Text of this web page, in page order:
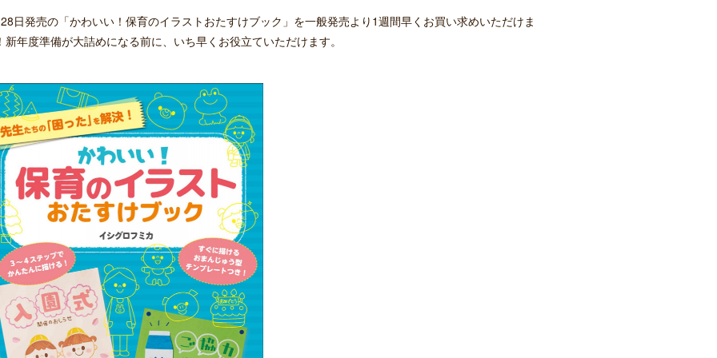
日発売の「かわいい！保育のイラストおたすけブック」を一般発売より1週間早くお買い求めいただけま
新年度準備が大詰めになる前に、いち早くお役立ていただけます。